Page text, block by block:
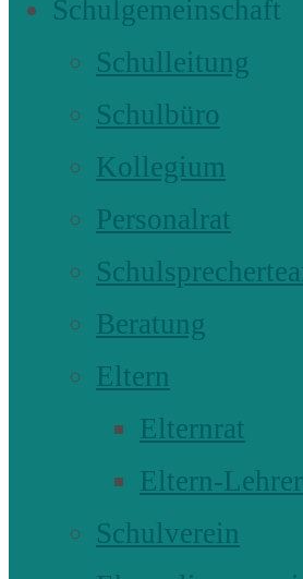
Schulgemeinschaft
Schulleitung
Schulbüro
Kollegium
Personalrat
Beratung
Eltern
Elternrat
Eltern-
Schulverein